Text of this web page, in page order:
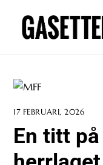
content
17 FEBRUARI, 2026
En titt